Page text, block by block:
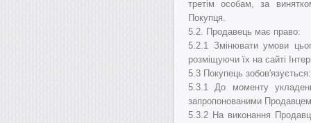
третім особам, за
Покупця.
5.2. Продавець має право:
5.2.1 Змінювати умови
розміщуючи їх на сайті
5.3 Покупець зобов'язується:
5.3.1 До моменту
запропонованими Продавцем
5.3.2 На виконання